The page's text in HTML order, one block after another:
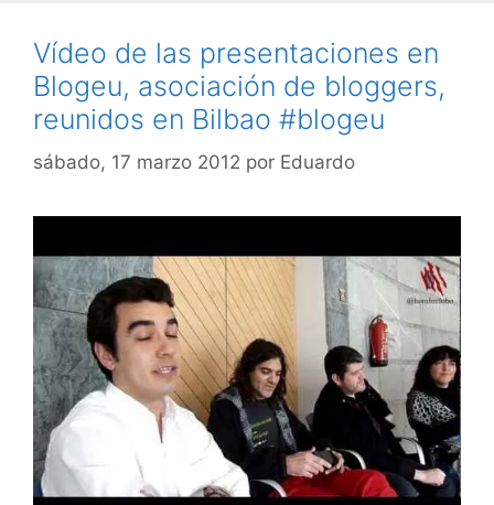
Vídeo de las presentaciones en
Blogeu, asociación de bloggers,
reunidos en Bilbao #blogeu
sábado, 17 marzo 2012 por Eduardo